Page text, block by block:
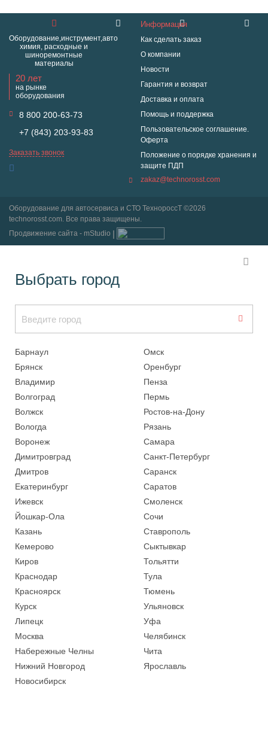
Оборудование,инструмент,авто
химия, расходные и
шиноремонтные
материалы
20 лет
на рынке
оборудования
8 800 200-63-73
+7 (843) 203-93-83
Заказать звонок
Информация
Как сделать заказ
О компании
Новости
Гарантия и возврат
Доставка и оплата
Помощь и поддержка
Пользовательское соглашение.
Оферта
Положение о порядке хранения и
защите ПДП
zakaz@technorosst.com
Оборудование для автосервиса и СТО ТехнороссТ ©2026
technorosst.com. Все права защищены.
Продвижение сайта - mStudio
Выбрать город
Барнаул
Брянск
Владимир
Волгоград
Волжск
Вологда
Воронеж
Димитровград
Дмитров
Екатеринбург
Ижевск
Йошкар-Ола
Казань
Кемерово
Киров
Краснодар
Красноярск
Курск
Липецк
Москва
Набережные Челны
Нижний Новгород
Новосибирск
Омск
Оренбург
Пенза
Пермь
Ростов-на-Дону
Рязань
Самара
Санкт-Петербург
Саранск
Саратов
Смоленск
Сочи
Ставрополь
Сыктывкар
Тольятти
Тула
Тюмень
Ульяновск
Уфа
Челябинск
Чита
Ярославль